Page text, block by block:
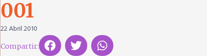
001
22 Abril 2010
Compartir: